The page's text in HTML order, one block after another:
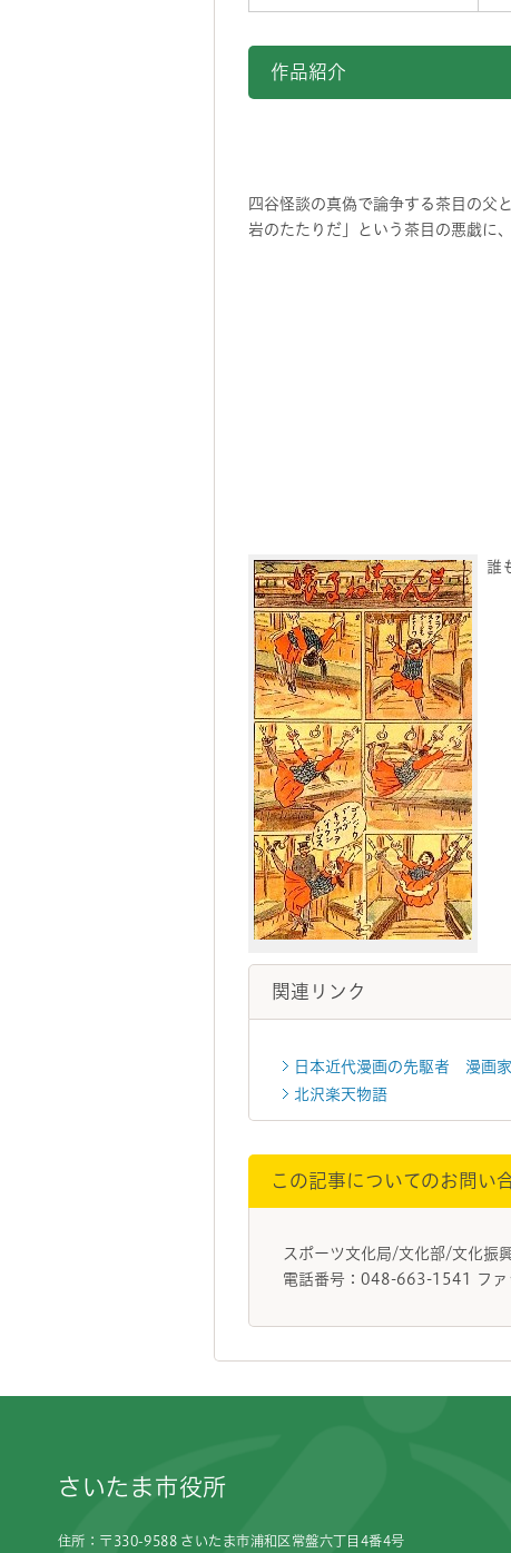
作品紹介
四谷怪談の真偽で論争する茶目の父
岩のたたりだ」という茶目の悪戯に
誰
関連リンク
日本近代漫画の先駆者 漫画
北沢楽天物語
この記事についてのお問い
スポーツ文化局/文化部/文化振
電話番号：048-663-1541 フ
さいたま市役所
住所：〒330-9588 さいたま市浦和区常盤六丁目4番4号